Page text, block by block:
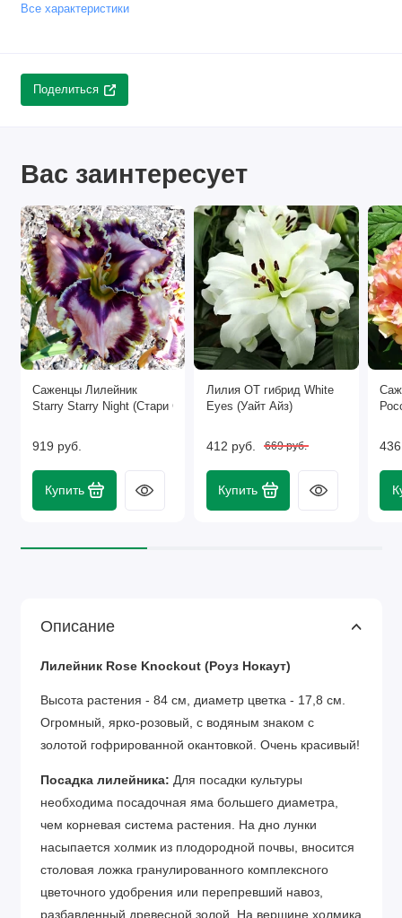
Все характеристики
Поделиться
Вас заинтересует
Саженцы Лилейник
Starry Starry Night (Стари Стари Найт)
919 руб.
Купить
Лилия ОТ гибрид White
Eyes (Уайт Айз)
412 руб. 669 руб.
Купить
Описание
Лилейник Rose Knockout (Роуз Нокаут)
Высота растения - 84 см, диаметр цветка - 17,8 см.
Огромный, ярко-розовый, с водяным знаком с
золотой гофрированной окантовкой. Очень красивый!
Посадка лилейника: Для посадки культуры
необходима посадочная яма большего диаметра,
чем корневая система растения. На дно лунки
насыпается холмик из плодородной почвы, вносится
столовая ложка гранулированного комплексного
цветочного удобрения или перепревший навоз,
разбавленный древесной золой. На вершине холмика